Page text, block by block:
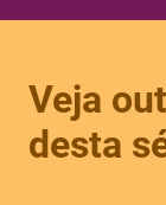
Veja
desta